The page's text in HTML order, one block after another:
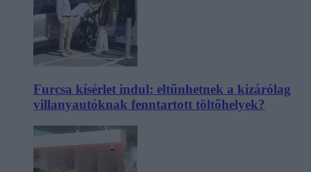
Furcsa kísérlet indul: eltűnhetnek a kizárólag
villanyautóknak fenntartott töltőhelyek?